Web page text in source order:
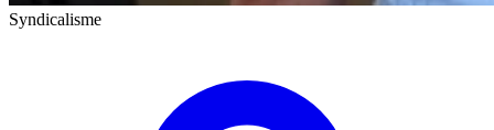
Syndicalisme